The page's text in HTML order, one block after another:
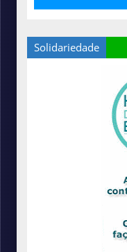
Solidariedade